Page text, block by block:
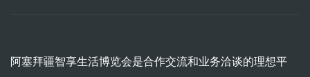
阿塞拜疆智享生活博览会是合作交流和业务洽谈的理想平